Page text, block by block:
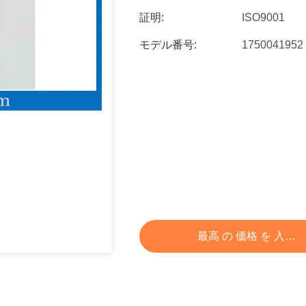
証明: ISO9001
モデル番号: 1750041952
最高 の 価格 を 入手